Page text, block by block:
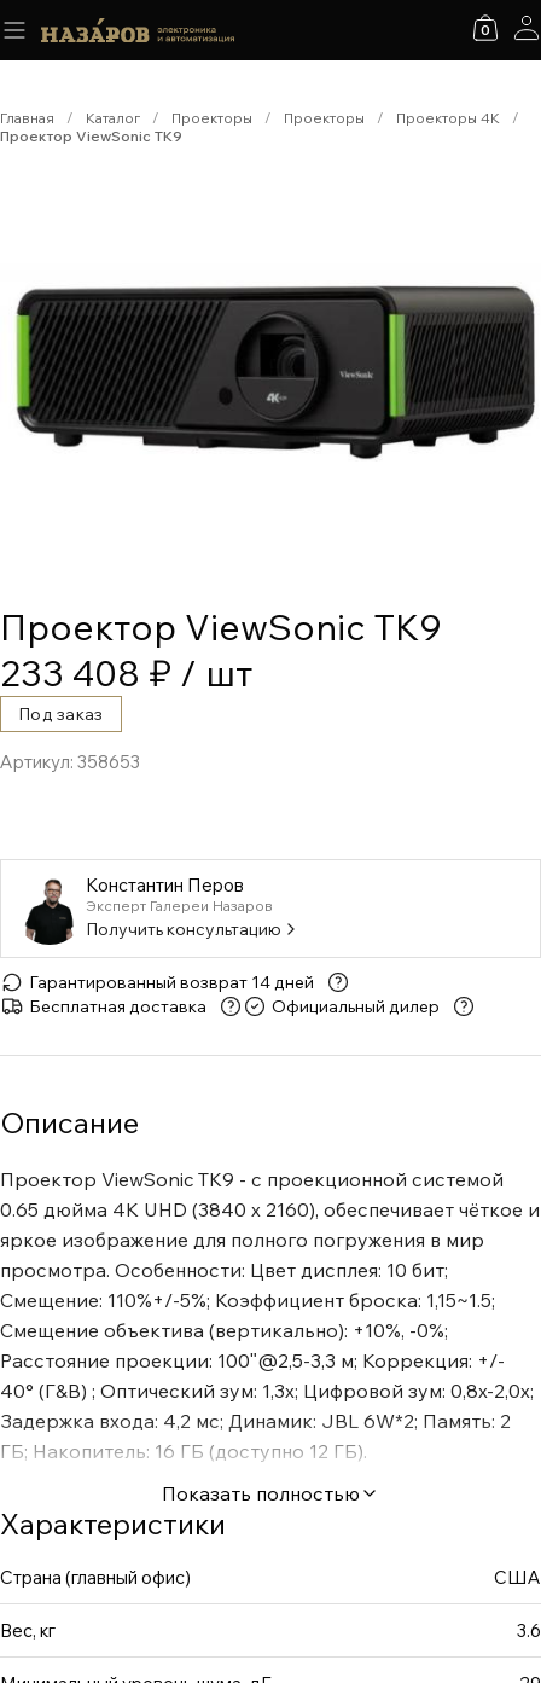
0
Главная / Каталог / Проекторы / Проекторы / Проекторы 4K
/
Проектор ViewSonic TK9
Проектор ViewSonic TK9
233 408 ₽ / шт
Под заказ
Артикул: 358653
Константин Перов
Эксперт Галереи Назаров
Получить консультацию
Гарантированный возврат 14 дней
Бесплатная доставка
Официальный дилер
Описание
Проектор ViewSonic TK9 - с проекционной системой
0.65 дюйма 4K UHD (3840 x 2160), обеспечивает чёткое и
яркое изображение для полного погружения в мир
просмотра. Особенности: Цвет дисплея: 10 бит;
Смещение: 110%+/-5%; Коэффициент броска: 1,15~1.5;
Смещение объектива (вертикально): +10%, -0%;
Расстояние проекции: 100ʺ@2,5-3,3 м; Коррекция: +/-
40° (Г&В) ; Оптический зум: 1,3x; Цифровой зум: 0,8x-2,0x;
Задержка входа: 4,2 мс; Динамик: JBL 6W*2; Память: 2
ГБ; Накопитель: 16 ГБ (доступно 12 ГБ).
Показать полностью
Характеристики
Страна (главный офис) США
Вес, кг 3.6